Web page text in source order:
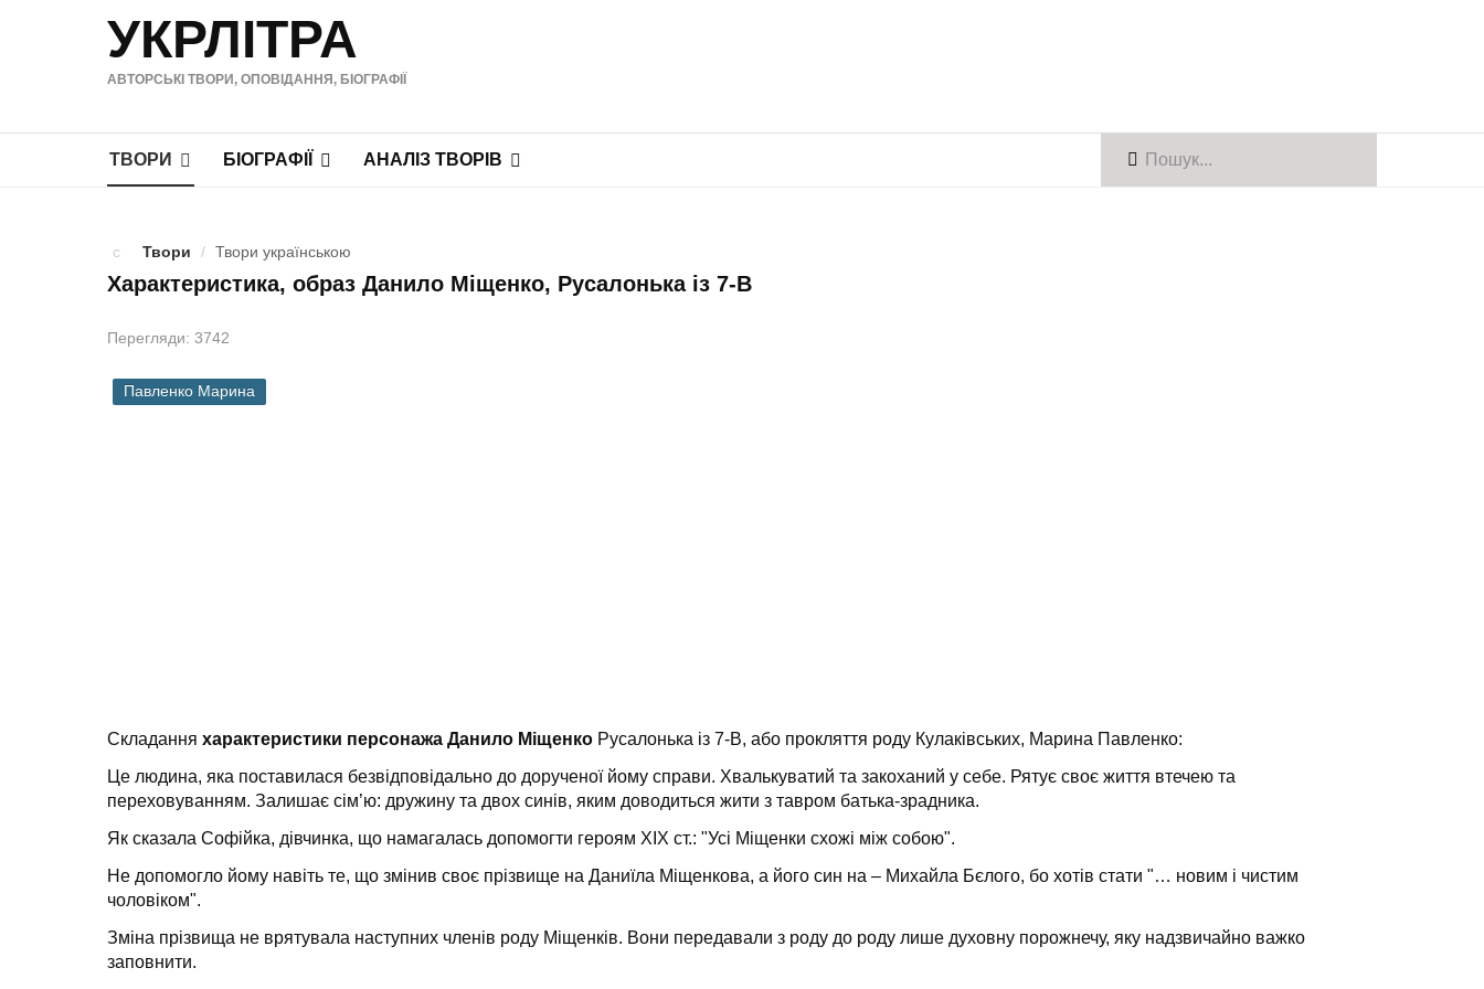
УКРЛІТРА
АВТОРСЬКІ ТВОРИ, ОПОВІДАННЯ, БІОГРАФІЇ
ТВОРИ БІОГРАФІЇ АНАЛІЗ ТВОРІВ
Твори / Твори українською
Характеристика, образ Данило Міщенко, Русалонька із 7-В
Перегляди: 3742
Павленко Марина
Складання характеристики персонажа Данило Міщенко Русалонька із 7-В, або прокляття роду Кулаківських, Марина Павленко:
Це людина, яка поставилася безвідповідально до дорученої йому справи. Хвалькуватий та закоханий у себе. Рятує своє життя втечею та
переховуванням. Залишає сім’ю: дружину та двох синів, яким доводиться жити з тавром батька-зрадника.
Як сказала Софійка, дівчинка, що намагалась допомогти героям ХІХ ст.: "Усі Міщенки схожі між собою".
Не допомогло йому навіть те, що змінив своє прізвище на Даниїла Міщенкова, а його син на – Михайла Бєлого, бо хотів стати "… новим і чистим
чоловіком".
Зміна прізвища не врятувала наступних членів роду Міщенків. Вони передавали з роду до роду лише духовну порожнечу, яку надзвичайно важко
заповнити.